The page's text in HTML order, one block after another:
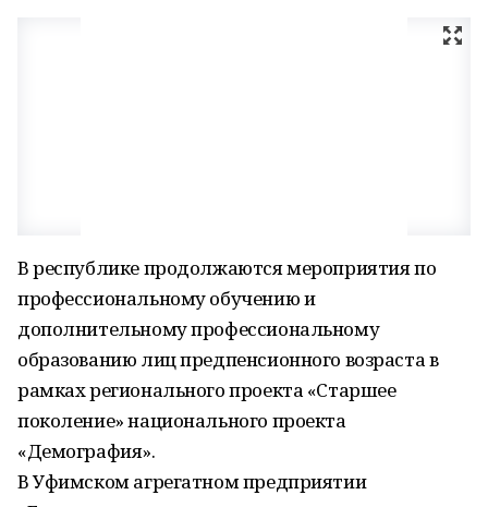
В республике продолжаются мероприятия по
профессиональному обучению и
дополнительному профессиональному
образованию лиц предпенсионного возраста в
рамках регионального проекта «Старшее
поколение» национального проекта
«Демография».
В Уфимском агрегатном предприятии